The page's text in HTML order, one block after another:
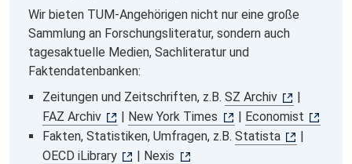
Wir bieten TUM-Angehörigen nicht nur eine große
Sammlung an Forschungsliteratur, sondern auch
tagesaktuelle Medien, Sachliteratur und
Faktendatenbanken:
Zeitungen und Zeitschriften, z.B. SZ Archiv
|
FAZ Archiv
| New York Times | Economist
Fakten, Statistiken, Umfragen, z.B. Statista
|
OECD iLibrary
| Nexis